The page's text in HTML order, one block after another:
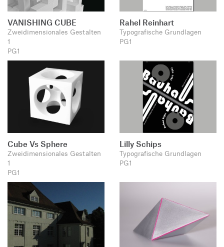
VANISHING CUBE
Zweidimensionales Gestalten
1
PG1
Rahel Reinhart
Typografische Grundlagen
PG1
Cube Vs Sphere
Zweidimensionales Gestalten
1
PG1
Lilly Schips
Typografische Grundlagen
PG1